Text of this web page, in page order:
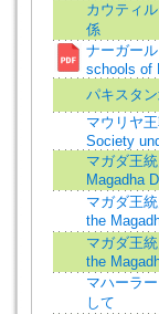
カウティ
係
ナーガー
schools of
パキスタ
マウリヤ
Society
マガダ王
Magadha
マガダ王
the
マガダ王
the
マハーラ
して